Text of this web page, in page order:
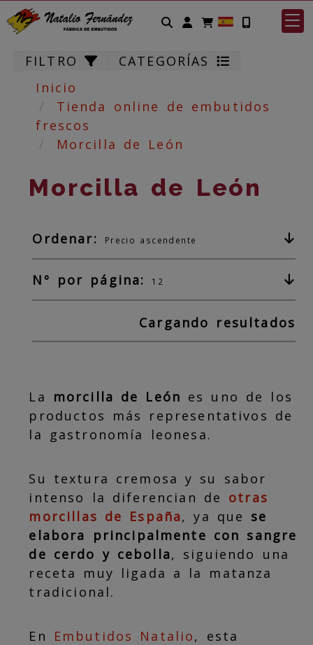
Identifícate
FILTRO
CATEGORÍAS
Inicio
Tienda online de embutidos
frescos
Morcilla de León
Morcilla de León
Ordenar: Precio ascendente
Nº por página: 12
Cargando resultados
La morcilla de León es uno de los
productos más representativos de
la gastronomía leonesa.
Su textura cremosa y su sabor
intenso la diferencian de otras
morcillas de España, ya que se
elabora principalmente con sangre
de cerdo y cebolla, siguiendo una
receta muy ligada a la matanza
tradicional.
En Embutidos Natalio, esta